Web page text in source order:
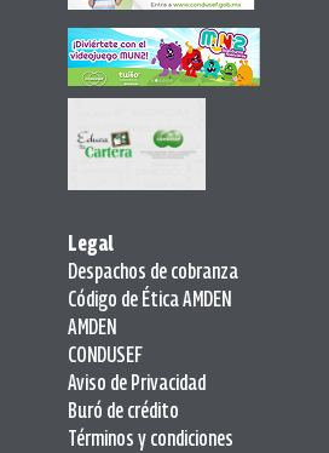
Legal
Despachos de cobranza
Código de Ética AMDEN
AMDEN
CONDUSEF
Aviso de Privacidad
Buró de crédito
Términos y condiciones